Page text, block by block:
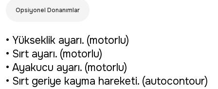
Opsiyonel Donanımlar
• Yükseklik ayarı. (motorlu)
• Sırt ayarı. (motorlu)
• Ayakucu ayarı. (motorlu)
• Sırt geriye kayma hareketi. (autocontour)